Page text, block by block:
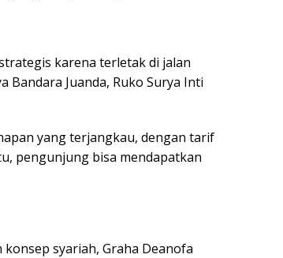
karena terletak di jalan
Bandara Juanda, Ruko Surya Inti
yang terjangkau, dengan tarif
pengunjung bisa mendapatkan
syariah, Graha Deanofa